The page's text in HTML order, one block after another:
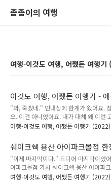
좀좀이의 여행
여행-이것도 여행, 어쨌든 여행기
이것도 여행, 어쨌든 여행기 -
"와, 죽겠네." 인내심에 한계가 왔어요.
요. 이건 아니었어요. 내가 대체 왜 이런
지 몰랐어요. 내가 지금 무슨 거저 먹는
었어요. 이제 감당할 수 없는 고통 수준까
이었어요. 아무리 봐도 이건 정말 아니었
하고 있었지만 속으로는 괴로워서 몸부
살려줘!" 일곱 번째 아이스크림. 쉐이크
메뉴 아이-팝핀 아이스크림을 절반도 못
여행-이것도 여행, 어쨌든 여행기 (2022)
쉐이크쉑 용산 아이파크몰점
핀 아이스크림 - 이것도 여행,
"이제 마지막이다." 드디어 마지막이었
이파크몰점 가서 쉐이크쉑 용산 아이파
크림인 아이-팝핀 아이스크림을 먹으면
여행-이것도 여행, 어쨌든 여행기 (2022)